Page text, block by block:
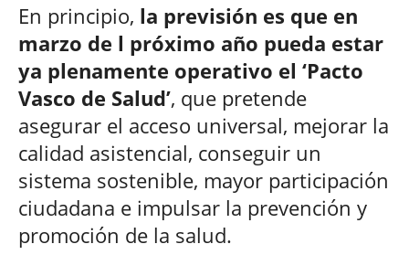
En principio, la previsión es que en
marzo de l próximo año pueda estar
ya plenamente operativo el ‘Pacto
Vasco de Salud’, que pretende
asegurar el acceso universal, mejorar la
calidad asistencial, conseguir un
sistema sostenible, mayor participación
ciudadana e impulsar la prevención y
promoción de la salud.